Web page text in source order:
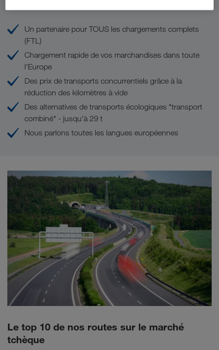
Un partenaire pour TOUS les chargements complets
(FTL)
Chargement rapide de vos marchandises dans toute
l'Europe
Des prix de transports concurrentiels grâce à la
réduction des kilomètres à vide
Des alternatives de transports écologiques "transport
combiné" - jusqu'à 29 t
Nous parlons toutes les langues européennes
Le top 10 de nos routes sur le marché
tchèque